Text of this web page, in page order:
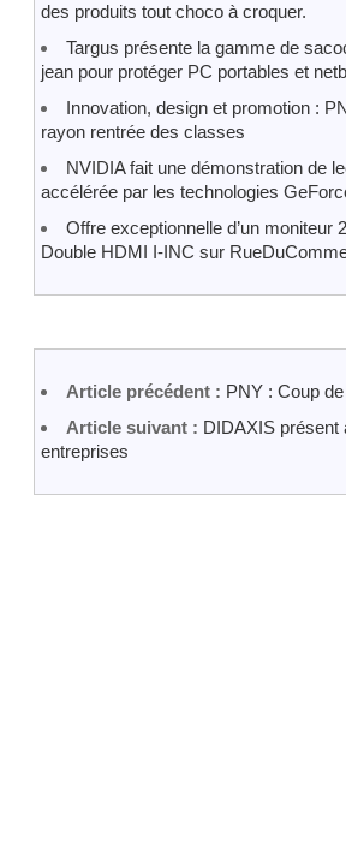
des produits tout choco à croquer.
Targus présente la gamme de
jean pour protéger PC portables et
Innovation, design et promotion :
rayon rentrée des classes
NVIDIA fait une démonstration de
accélérée par les technologies
Offre exceptionnelle d’un moniteur
Double HDMI I-INC sur
Article précédent : PNY : Coup
Article suivant : DIDAXIS présent
entreprises